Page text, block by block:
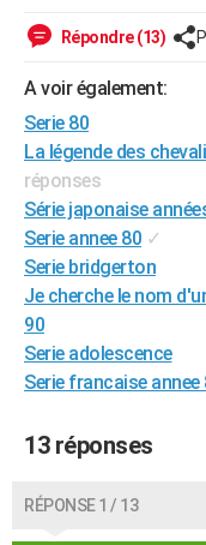
CARTE DE VOEUX
Dictionnaire
Biographies
Citations
Expressions
Proverbes
PROGRAMME TV
COPAINS D'AVANT
S'inscrire
Se connecter
Lycées
Collèges
Primaires
Universités
Entreprises
Service militaire
Avis de recherche
AVIS DE DÉCÈS
FORUM
Bricolage
Lifestyle
Culture
Sport
Auto
Television
Voyage
Cinema
Répondre (13)
A voir également:
Serie 80
La légende des
réponses
Série japonaise
Serie annee 80 ✓
Serie bridgerton
Je cherche le nom
90
Serie adolescence
Serie francaise annee
13 réponses
RÉPONSE 1 / 13